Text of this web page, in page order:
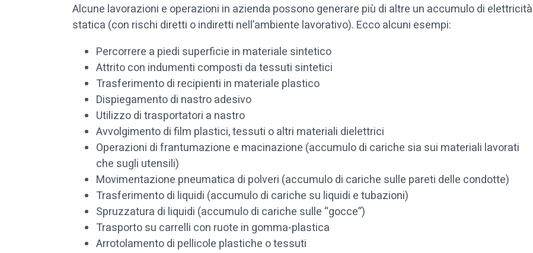
Alcune lavorazioni e operazioni in azienda possono generare più di altre un accumulo di elettricità
statica (con rischi diretti o indiretti nell’ambiente lavorativo). Ecco alcuni esempi:
Percorrere a piedi superficie in materiale sintetico
Attrito con indumenti composti da tessuti sintetici
Trasferimento di recipienti in materiale plastico
Dispiegamento di nastro adesivo
Utilizzo di trasportatori a nastro
Avvolgimento di film plastici, tessuti o altri materiali dielettrici
Operazioni di frantumazione e macinazione (accumulo di cariche sia sui materiali lavorati
che sugli utensili)
Movimentazione pneumatica di polveri (accumulo di cariche sulle pareti delle condotte)
Trasferimento di liquidi (accumulo di cariche su liquidi e tubazioni)
Spruzzatura di liquidi (accumulo di cariche sulle “gocce”)
Trasporto su carrelli con ruote in gomma-plastica
Arrotolamento di pellicole plastiche o tessuti